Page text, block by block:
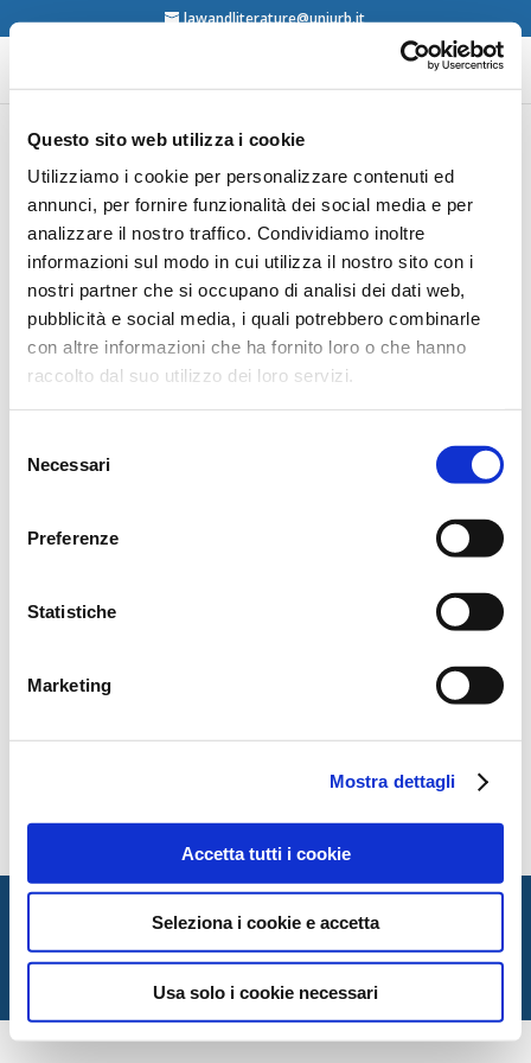
Questo sito web utilizza i cookie
Utilizziamo i cookie per personalizzare contenuti ed
annunci, per fornire funzionalità dei social media e per
analizzare il nostro traffico. Condividiamo inoltre
informazioni sul modo in cui utilizza il nostro sito con i
nostri partner che si occupano di analisi dei dati web,
pubblicità e social media, i quali potrebbero combinarle
con altre informazioni che ha fornito loro o che hanno
raccolto dal suo utilizzo dei loro servizi.
delNecessari
Preferenze
Statistiche
Marketing
Mostra dettagli
Accetta tutti i cookie
Seleziona i cookie e accetta
Usa solo i cookie necessari
lawandliterature@uniurb.it
Luigi Carlo Ubertazzi,
AIDA. Annali italiani del
diritto d’autore, della
cultura e dello
spettacolo, Giuffré,
Milano, 2010
contents
Dipartimento di Giurisprudenza — Università degli Studi
di Urbino Carlo Bo
Via Matteotti, 1 — Urbino PU